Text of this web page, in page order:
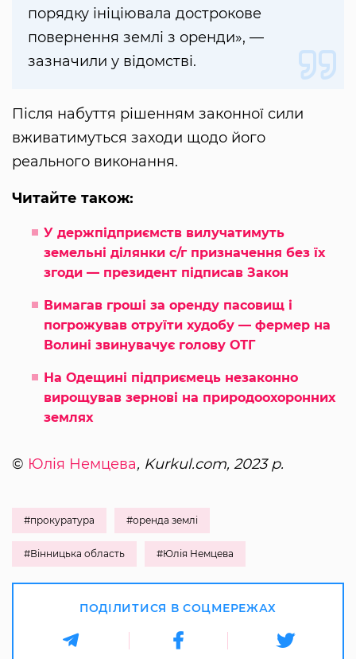
порядку ініціювала дострокове
повернення землі з оренди», —
зазначили у відомстві.
Після набуття рішенням законної сили
вживатимуться заходи щодо його
реального виконання.
Читайте також:
У держпідприємств вилучатимуть
земельні ділянки с/г призначення без їх
згоди — президент підписав Закон
Вимагав гроші за оренду пасовищ і
погрожував отруїти худобу — фермер на
Волині звинувачує голову ОТГ
На Одещині підприємець незаконно
вирощував зернові на природоохоронних
землях
© Юлія Немцева, Kurkul.com, 2023 р.
#прокуратура #оренда землі
#Вінницька область #Юлія Немцева
ПОДІЛИТИСЯ В СОЦМЕРЕЖАХ